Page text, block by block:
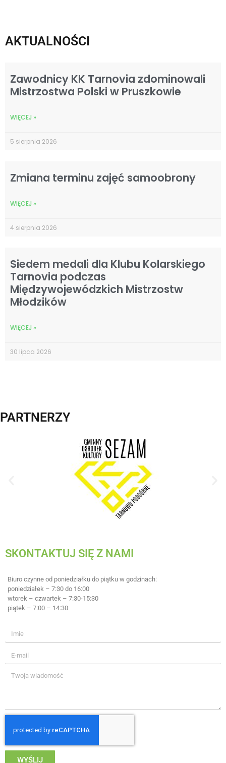
AKTUALNOŚCI
Zawodnicy KK Tarnovia zdominowali
Mistrzostwa Polski w Pruszkowie
WIĘCEJ »
5 sierpnia 2026
Zmiana terminu zajęć samoobrony
WIĘCEJ »
4 sierpnia 2026
Siedem medali dla Klubu Kolarskiego
Tarnovia podczas
Międzywojewódzkich Mistrzostw
Młodzików
WIĘCEJ »
30 lipca 2026
PARTNERZY
SKONTAKTUJ SIĘ Z NAMI
Biuro czynne od poniedziałku do piątku w godzinach:
poniedziałek – 7:30 do 16:00
wtorek – czwartek – 7:30-15:30
piątek – 7:00 – 14:30
WYŚLIJ